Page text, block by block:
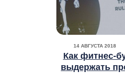
14 АВГУСТА 2018
Как фитнес-
выдержать